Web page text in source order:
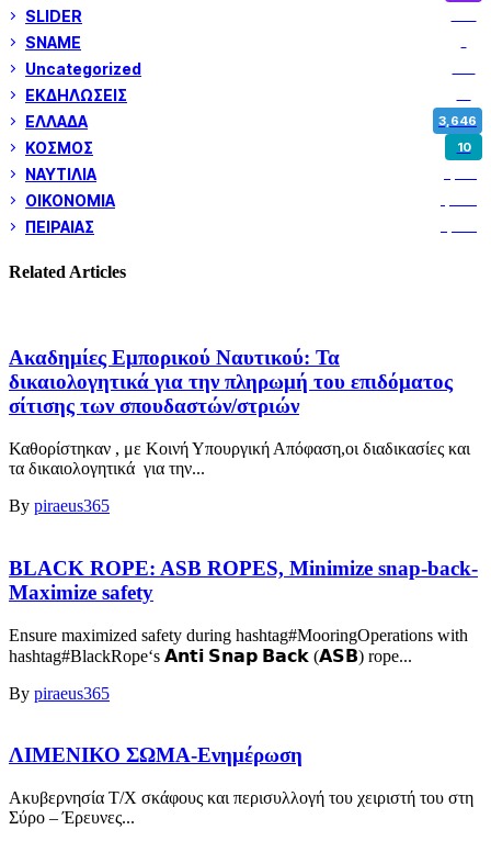
SLIDER
SNAME
Uncategorized
ΕΚΔΗΛΩΣΕΙΣ
ΕΛΛΑΔΑ 3,646
ΚΟΣΜΟΣ 10
ΝΑΥΤΙΛΙΑ
ΟΙΚΟΝΟΜΙΑ
ΠΕΙΡΑΙΑΣ
Related Articles
Ακαδημίες Εμπορικού Ναυτικού: Τα
δικαιολογητικά για την πληρωμή του επιδόματος
σίτισης των σπουδαστών/στριών
Καθορίστηκαν , με Κοινή Υπουργική Απόφαση,οι διαδικασίες και
τα δικαιολογητικά για την...
By piraeus365
BLACK ROPE: ASB ROPES, Minimize snap-back-
Maximize safety
Ensure maximized safety during hashtag#MooringOperations with
hashtag#BlackRope‘s 𝗔𝗻𝘁𝗶 𝗦𝗻𝗮𝗽 𝗕𝗮𝗰𝗸 (𝗔𝗦𝗕) rope...
By piraeus365
ΛΙΜΕΝΙΚΟ ΣΩΜΑ-Ενημέρωση
Ακυβερνησία Τ/Χ σκάφους και περισυλλογή του χειριστή του στη
Σύρο – Έρευνες...